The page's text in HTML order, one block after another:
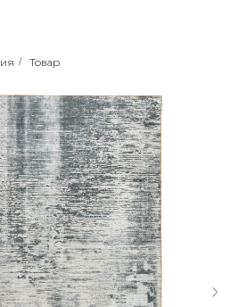
/ Товар